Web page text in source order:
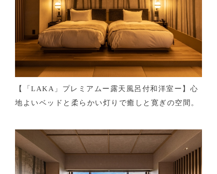
【「LAKA」プレミアムー露天風呂付和洋室ー】心
地よいベッドと柔らかい灯りで癒しと寛ぎの空間。